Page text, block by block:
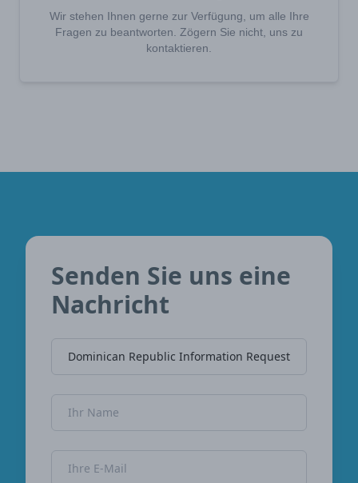
Wir stehen Ihnen gerne zur Verfügung, um alle Ihre
Fragen zu beantworten. Zögern Sie nicht, uns zu
kontaktieren.
Senden Sie uns eine
Nachricht